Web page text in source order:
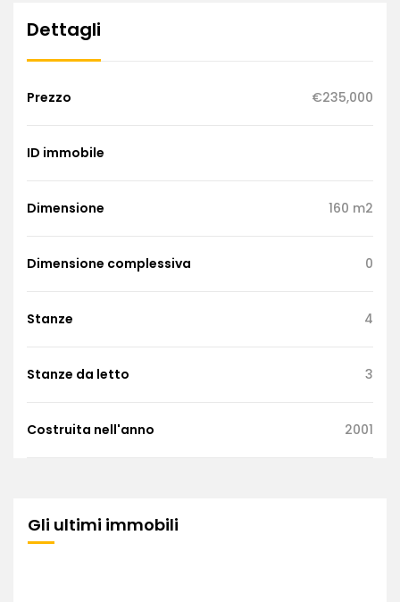
Dettagli
Prezzo €235,000
ID immobile
Dimensione 160 m2
Dimensione complessiva 0
Stanze 4
Stanze da letto 3
Costruita nell'anno 2001
Gli ultimi immobili